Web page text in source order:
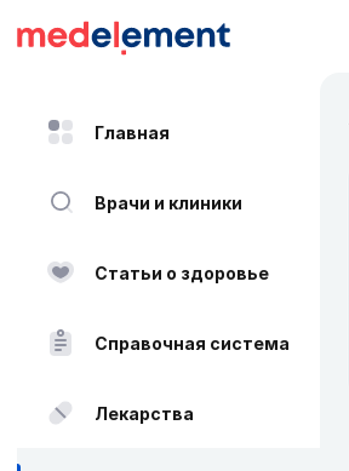
Главная
Врачи и клиники
Статьи о здоровье
Справочная система
Лекарства